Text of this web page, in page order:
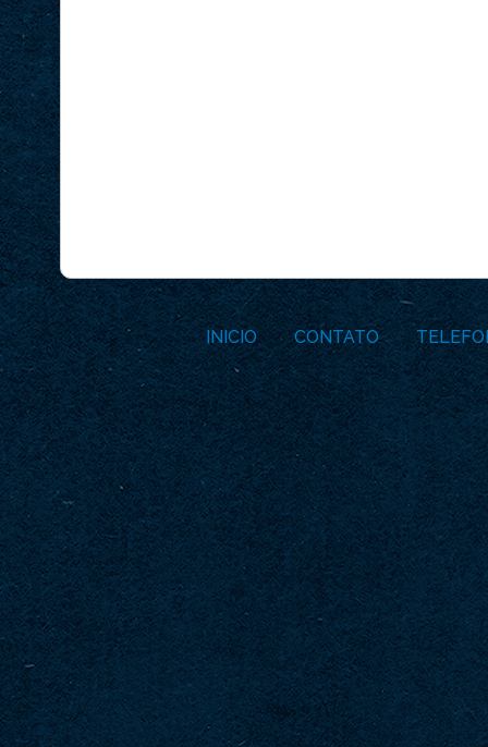
INICIO CONTATO